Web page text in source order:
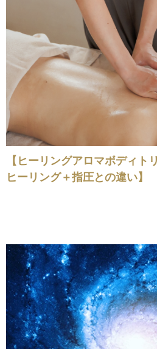
【ヒーリングアロマボディト
ヒーリング＋指圧との違い】